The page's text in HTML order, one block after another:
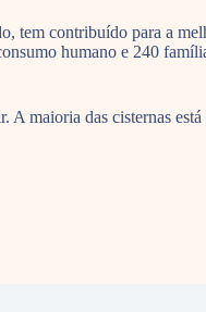
contribuído para a
humano e 240
A maioria das cisternas